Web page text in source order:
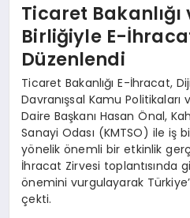
Ticaret Bakanlığı
Birliğiyle E-
Düzenlendi
Ticaret Bakanlığı E-İhracat,
Davranışsal Kamu Politikaları
Daire Başkanı Hasan Önal,
Sanayi Odası (KMTSO) ile iş
yönelik önemli bir etkinlik
İhracat Zirvesi toplantısında
önemini vurgulayarak
çekti.